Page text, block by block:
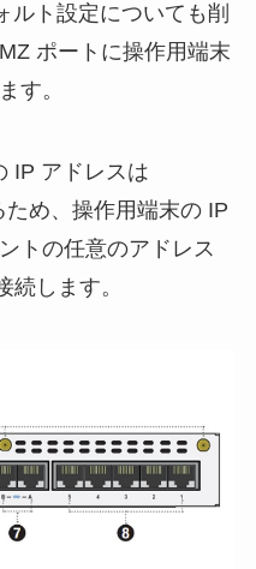
ルト設定についても削
ポートに操作用端末
す。
IP アドレスは
め、操作用端末の IP
トの任意のアドレス
続します。